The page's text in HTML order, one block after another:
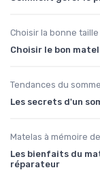
Choisir la bonne taille
Choisir le bon
Tendances du
Les secrets d'un
Matelas à mémoire
Les bienfaits du
réparateur